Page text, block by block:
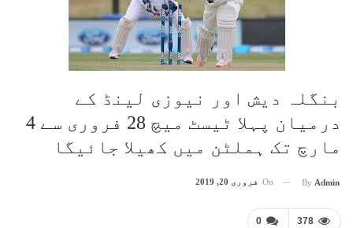
بنگلہ دیش اور نیوزی لینڈ کے
درمیان پہلا ٹیسٹ میچ 28 فروری سے 4
مارچ تک ہملٹن میں کھیلا جائیگا
By Admin
On فروری 20, 2019
0 378